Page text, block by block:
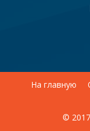
На главную
©